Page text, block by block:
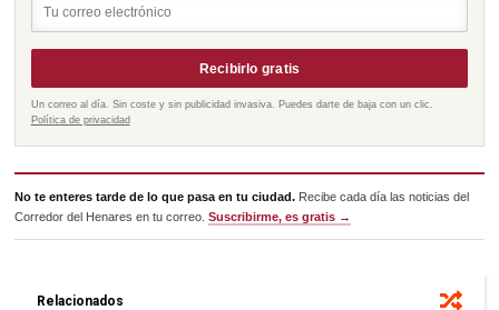
Recibirlo gratis
Un correo al día. Sin coste y sin publicidad invasiva. Puedes darte de baja con un clic.
Política de privacidad
No te enteres tarde de lo que pasa en tu ciudad. Recibe cada día las noticias del
Corredor del Henares en tu correo.Suscribirme, es gratis →
Relacionados